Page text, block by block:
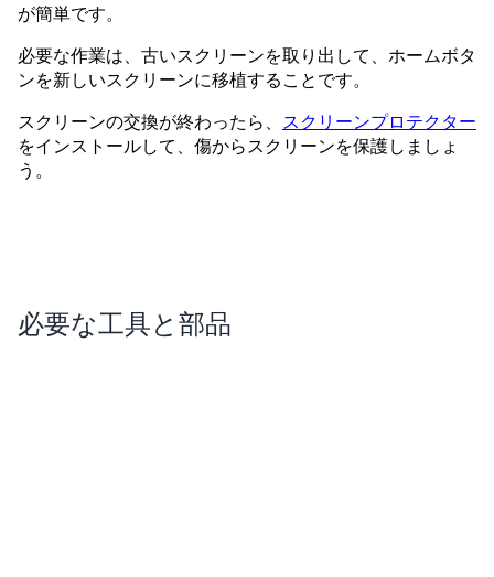
が簡単です。
必要な作業は、古いスクリーンを取り出して、ホームボタ
ンを新しいスクリーンに移植することです。
スクリーンの交換が終わったら、 スクリーンプロテクター
をインストールして、傷からスクリーンを保護しましょ
う。
必要な工具と部品